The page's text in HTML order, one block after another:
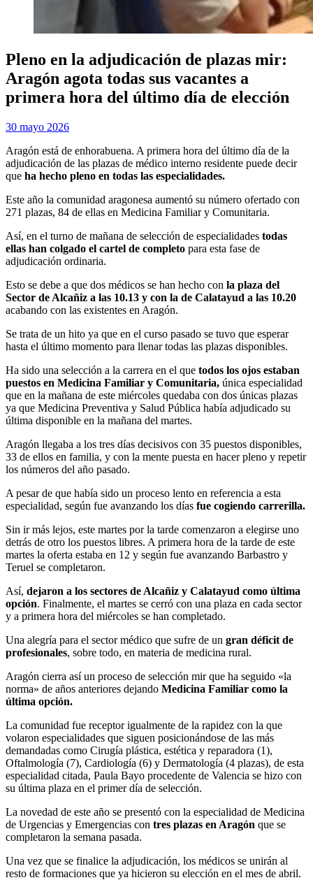
Pleno en la adjudicación de plazas mir:
Aragón agota todas sus vacantes a
primera hora del último día de elección
porExamen MIR
Publicada
30 mayo 2026
Aragón está de enhorabuena. A primera hora del último día de la
adjudicación de las plazas de médico interno residente puede decir
que ha hecho pleno en todas las especialidades.
Este año la comunidad aragonesa aumentó su número ofertado con
271 plazas, 84 de ellas en Medicina Familiar y Comunitaria.
Así, en el turno de mañana de selección de especialidades todas
ellas han colgado el cartel de completo para esta fase de
adjudicación ordinaria.
Esto se debe a que dos médicos se han hecho con la plaza del
Sector de Alcañiz a las 10.13 y con la de Calatayud a las 10.20
acabando con las existentes en Aragón.
Se trata de un hito ya que en el curso pasado se tuvo que esperar
hasta el último momento para llenar todas las plazas disponibles.
Ha sido una selección a la carrera en el que todos los ojos estaban
puestos en Medicina Familiar y Comunitaria, única especialidad
que en la mañana de este miércoles quedaba con dos únicas plazas
ya que Medicina Preventiva y Salud Pública había adjudicado su
última disponible en la mañana del martes.
Aragón llegaba a los tres días decisivos con 35 puestos disponibles,
33 de ellos en familia, y con la mente puesta en hacer pleno y repetir
los números del año pasado.
A pesar de que había sido un proceso lento en referencia a esta
especialidad, según fue avanzando los días fue cogiendo carrerilla.
Sin ir más lejos, este martes por la tarde comenzaron a elegirse uno
detrás de otro los puestos libres. A primera hora de la tarde de este
martes la oferta estaba en 12 y según fue avanzando Barbastro y
Teruel se completaron.
Así, dejaron a los sectores de Alcañiz y Calatayud como última
opción. Finalmente, el martes se cerró con una plaza en cada sector
y a primera hora del miércoles se han completado.
Una alegría para el sector médico que sufre de un gran déficit de
profesionales, sobre todo, en materia de medicina rural.
Aragón cierra así un proceso de selección mir que ha seguido «la
norma» de años anteriores dejando Medicina Familiar como la
última opción.
La comunidad fue receptor igualmente de la rapidez con la que
volaron especialidades que siguen posicionándose de las más
demandadas como Cirugía plástica, estética y reparadora (1),
Oftalmología (7), Cardiología (6) y Dermatología (4 plazas), de esta
especialidad citada, Paula Bayo procedente de Valencia se hizo con
su última plaza en el primer día de selección.
La novedad de este año se presentó con la especialidad de Medicina
de Urgencias y Emergencias con tres plazas en Aragón que se
completaron la semana pasada.
Una vez que se finalice la adjudicación, los médicos se unirán al
resto de formaciones que ya hicieron su elección en el mes de abril.